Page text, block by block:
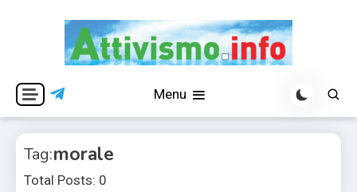
Attivismo.info
Menu
Tag:morale
Total Posts: 0